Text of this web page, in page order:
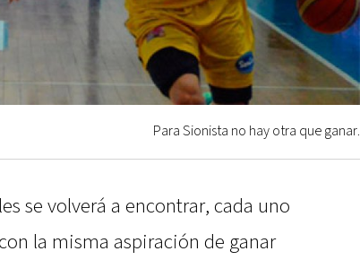
Para Sionista no hay otra que ganar.
se volverá a encontrar, cada uno
la misma aspiración de ganar